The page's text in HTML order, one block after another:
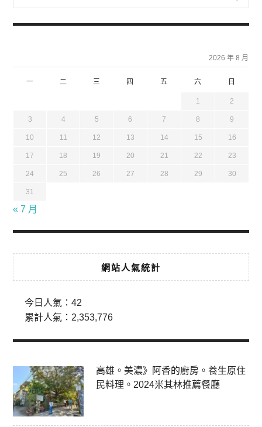
2026 年 8 月
一 二 三 四 五 六 日
1 2
3 4 5 6 7 8 9
10 11 12 13 14 15 16
17 18 19 20 21 22 23
24 25 26 27 28 29 30
31
« 7 月
網站人氣統計
今日人氣：42
累計人氣： 2,353,776
高雄。美濃》阿香的廚房。養生原住
民料理。2024米其林推薦餐廳